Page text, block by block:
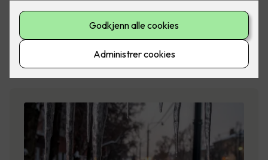
Glamox
Glamox er et norsk industrikonsern som utvikler,
produserer og distribuerer prof…